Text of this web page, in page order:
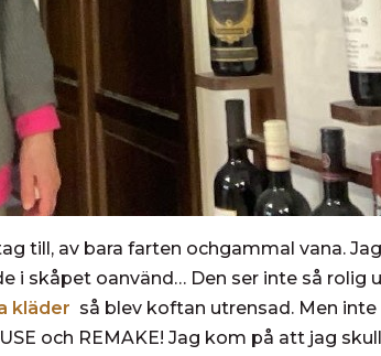
till, av bara farten ochgammal vana.
i skåpet oanvänd… Den ser inte så rolig
kläder så blev koftan utrensad. Men
och REMAKE! Jag kom på att jag